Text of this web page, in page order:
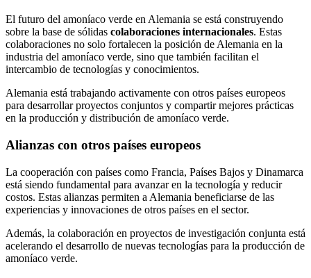
El futuro del amoníaco verde en Alemania se está construyendo
sobre la base de sólidas colaboraciones internacionales. Estas
colaboraciones no solo fortalecen la posición de Alemania en la
industria del amoníaco verde, sino que también facilitan el
intercambio de tecnologías y conocimientos.
Alemania está trabajando activamente con otros países europeos
para desarrollar proyectos conjuntos y compartir mejores prácticas
en la producción y distribución de amoníaco verde.
Alianzas con otros países europeos
La cooperación con países como Francia, Países Bajos y Dinamarca
está siendo fundamental para avanzar en la tecnología y reducir
costos. Estas alianzas permiten a Alemania beneficiarse de las
experiencias y innovaciones de otros países en el sector.
Además, la colaboración en proyectos de investigación conjunta está
acelerando el desarrollo de nuevas tecnologías para la producción de
amoníaco verde.